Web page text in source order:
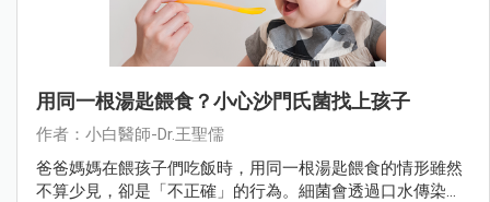
用同一根湯匙餵食？小心沙門氏菌找上孩子
作者：小白醫師-Dr.王聖儒
爸爸媽媽在餵孩子們吃飯時，用同一根湯匙餵食的情形雖然
不算少見，卻是「不正確」的行為。細菌會透過口水傳染…